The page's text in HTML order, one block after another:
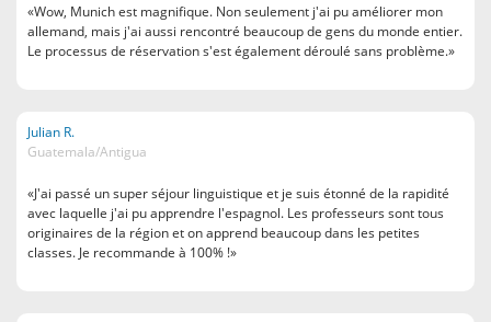
«Wow, Munich est magnifique. Non seulement j'ai pu améliorer mon
allemand, mais j'ai aussi rencontré beaucoup de gens du monde entier.
Le processus de réservation s'est également déroulé sans problème.»
Julian R.
Guatemala/Antigua
«J'ai passé un super séjour linguistique et je suis étonné de la rapidité
avec laquelle j'ai pu apprendre l'espagnol. Les professeurs sont tous
originaires de la région et on apprend beaucoup dans les petites
classes. Je recommande à 100% !»